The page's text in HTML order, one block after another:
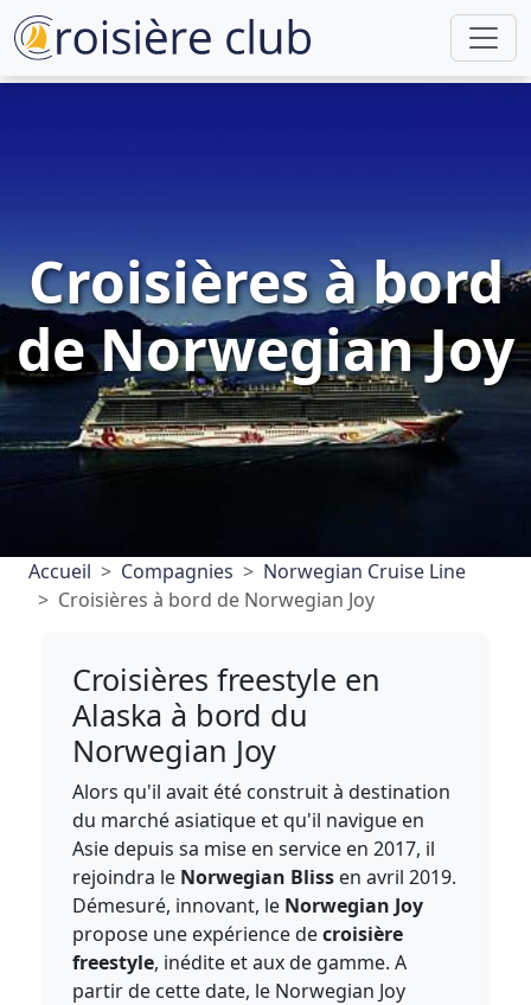
Croisières à bord
de Norwegian Joy
Accueil Compagnies
Norwegian Cruise Line
Croisières à bord de Norwegian Joy
Croisières freestyle en
Alaska à bord du
Norwegian Joy
Alors qu'il avait été construit à destination
du marché asiatique et qu'il navigue en
Asie depuis sa mise en service en 2017, il
rejoindra le Norwegian Bliss en avril 2019.
Démesuré, innovant, le Norwegian Joy
propose une expérience decroisière
freestyle, inédite et aux de gamme. A
partir de cette date, le Norwegian Joy